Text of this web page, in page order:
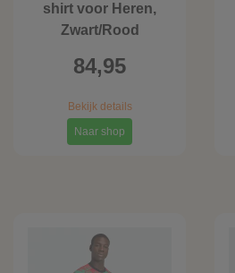
shirt voor Heren,
Zwart/Rood
84,95
Bekijk details
Naar shop